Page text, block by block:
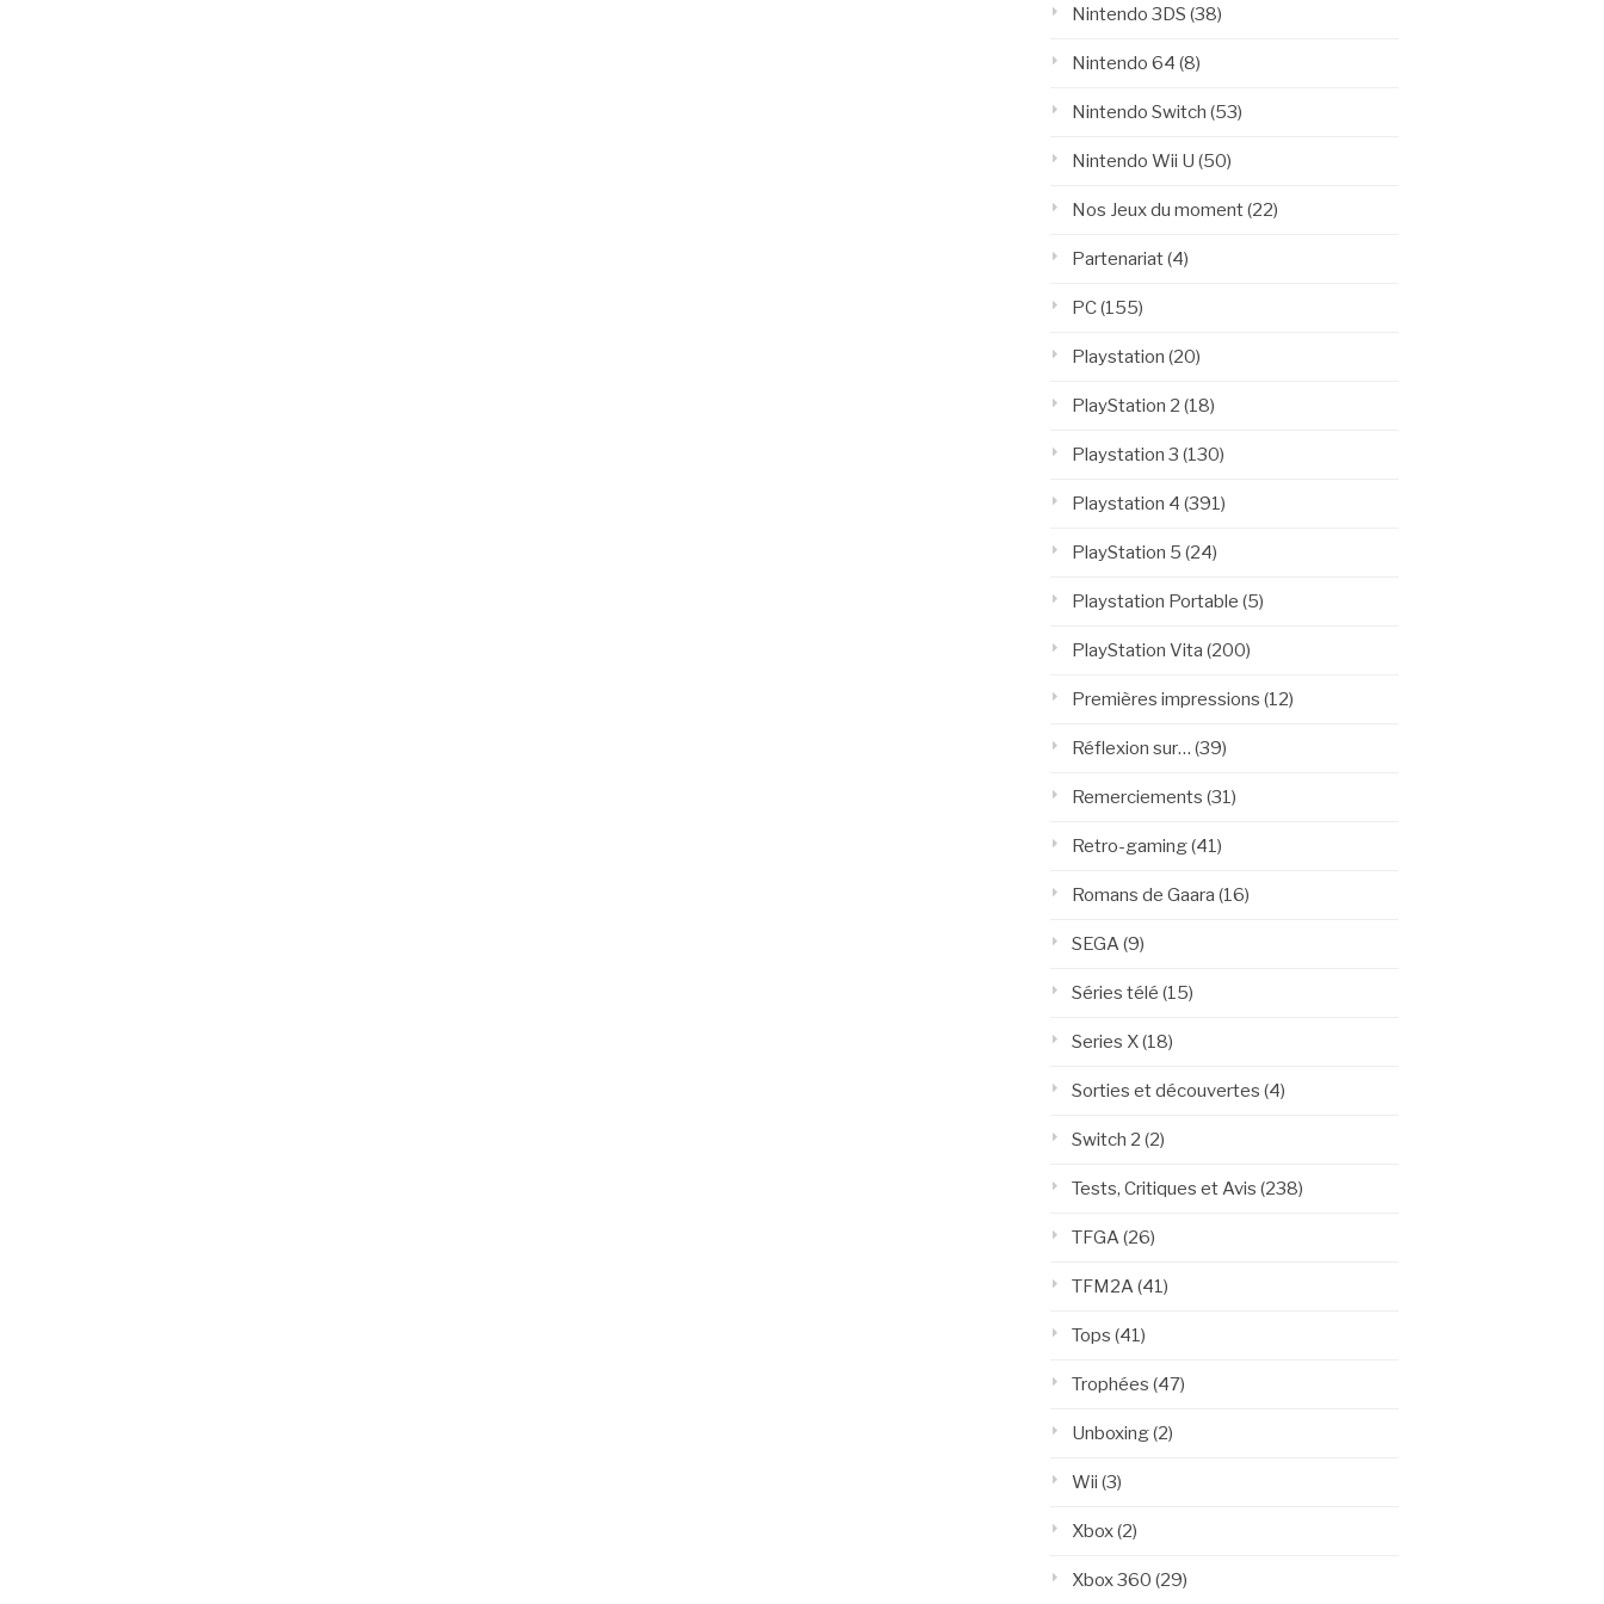
Nintendo 3DS (38)
Nintendo 64 (8)
Nintendo Switch (53)
Nintendo Wii U (50)
Nos Jeux du moment(22)
Partenariat(4)
PC(155)
Playstation (20)
PlayStation 2 (18)
Playstation 3 (130)
Playstation 4 (391)
PlayStation 5 (24)
Playstation Portable (5)
PlayStation Vita (200)
Premières impressions (12)
Réflexion sur… (39)
Remerciements (31)
Retro-gaming(41)
Romans de Gaara (16)
SEGA (9)
Séries télé (15)
Series X(18)
Sorties et découvertes (4)
Switch 2 (2)
Tests, Critiques et Avis (238)
TFGA (26)
TFM2A (41)
Tops (41)
Trophées (47)
Unboxing(2)
Wii (3)
Xbox(2)
Xbox 360 (29)